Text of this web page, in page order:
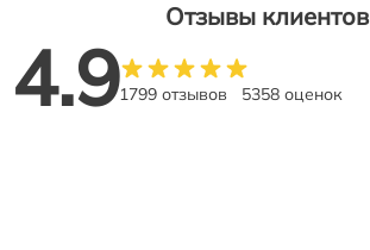
Отзывы клиентов
4.91799 отзывов 5358 оценок